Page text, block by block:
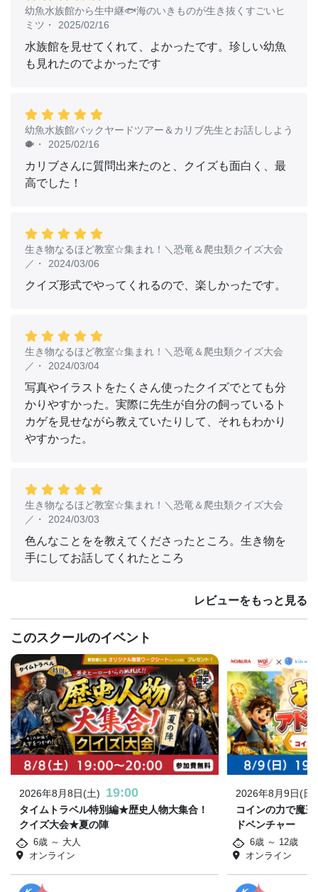
https://youtube.com/channel/UCVEmpbL5VzfXsULPFeRsj
■パークテーマ・SDGs関連ページ：https://www.aws-
s.com/parktheme-sdgs/
幼魚水族館から生中継🐟海のいきものが生き抜くすごいヒ
ミツ ・ 2025/02/16
水族館を見せてくれて、よかったです。珍しい幼魚
も見れたのでよかったです
幼魚水族館バックヤードツアー＆カリブ先生とお話ししよう
🐡 ・ 2025/02/16
カリブさんに質問出来たのと、クイズも面白く、最
高でした！
生き物なるほど教室☆集まれ！＼恐竜＆爬虫類クイズ大会
／ ・ 2024/03/06
クイズ形式でやってくれるので、楽しかったです。
生き物なるほど教室☆集まれ！＼恐竜＆爬虫類クイズ大会
／ ・ 2024/03/04
写真やイラストをたくさん使ったクイズでとても分
かりやすかった。実際に先生が自分の飼っているト
カゲを見せながら教えていたりして、それもわかり
やすかった。
生き物なるほど教室☆集まれ！＼恐竜＆爬虫類クイズ大会
／ ・ 2024/03/03
色んなことをを教えてくださったところ。生き物を
手にしてお話してくれたところ
レビューをもっと見る
このスクールのイベント
2026年8月8日(土) 19:00
タイムトラベル特別編★歴史人物大集合！
クイズ大会★夏の陣
6歳 ～ 大人
オンライン
2026年8月9日(日)
コインの力で魔
ドベンチャー
6歳 ～ 12歳
オンライン